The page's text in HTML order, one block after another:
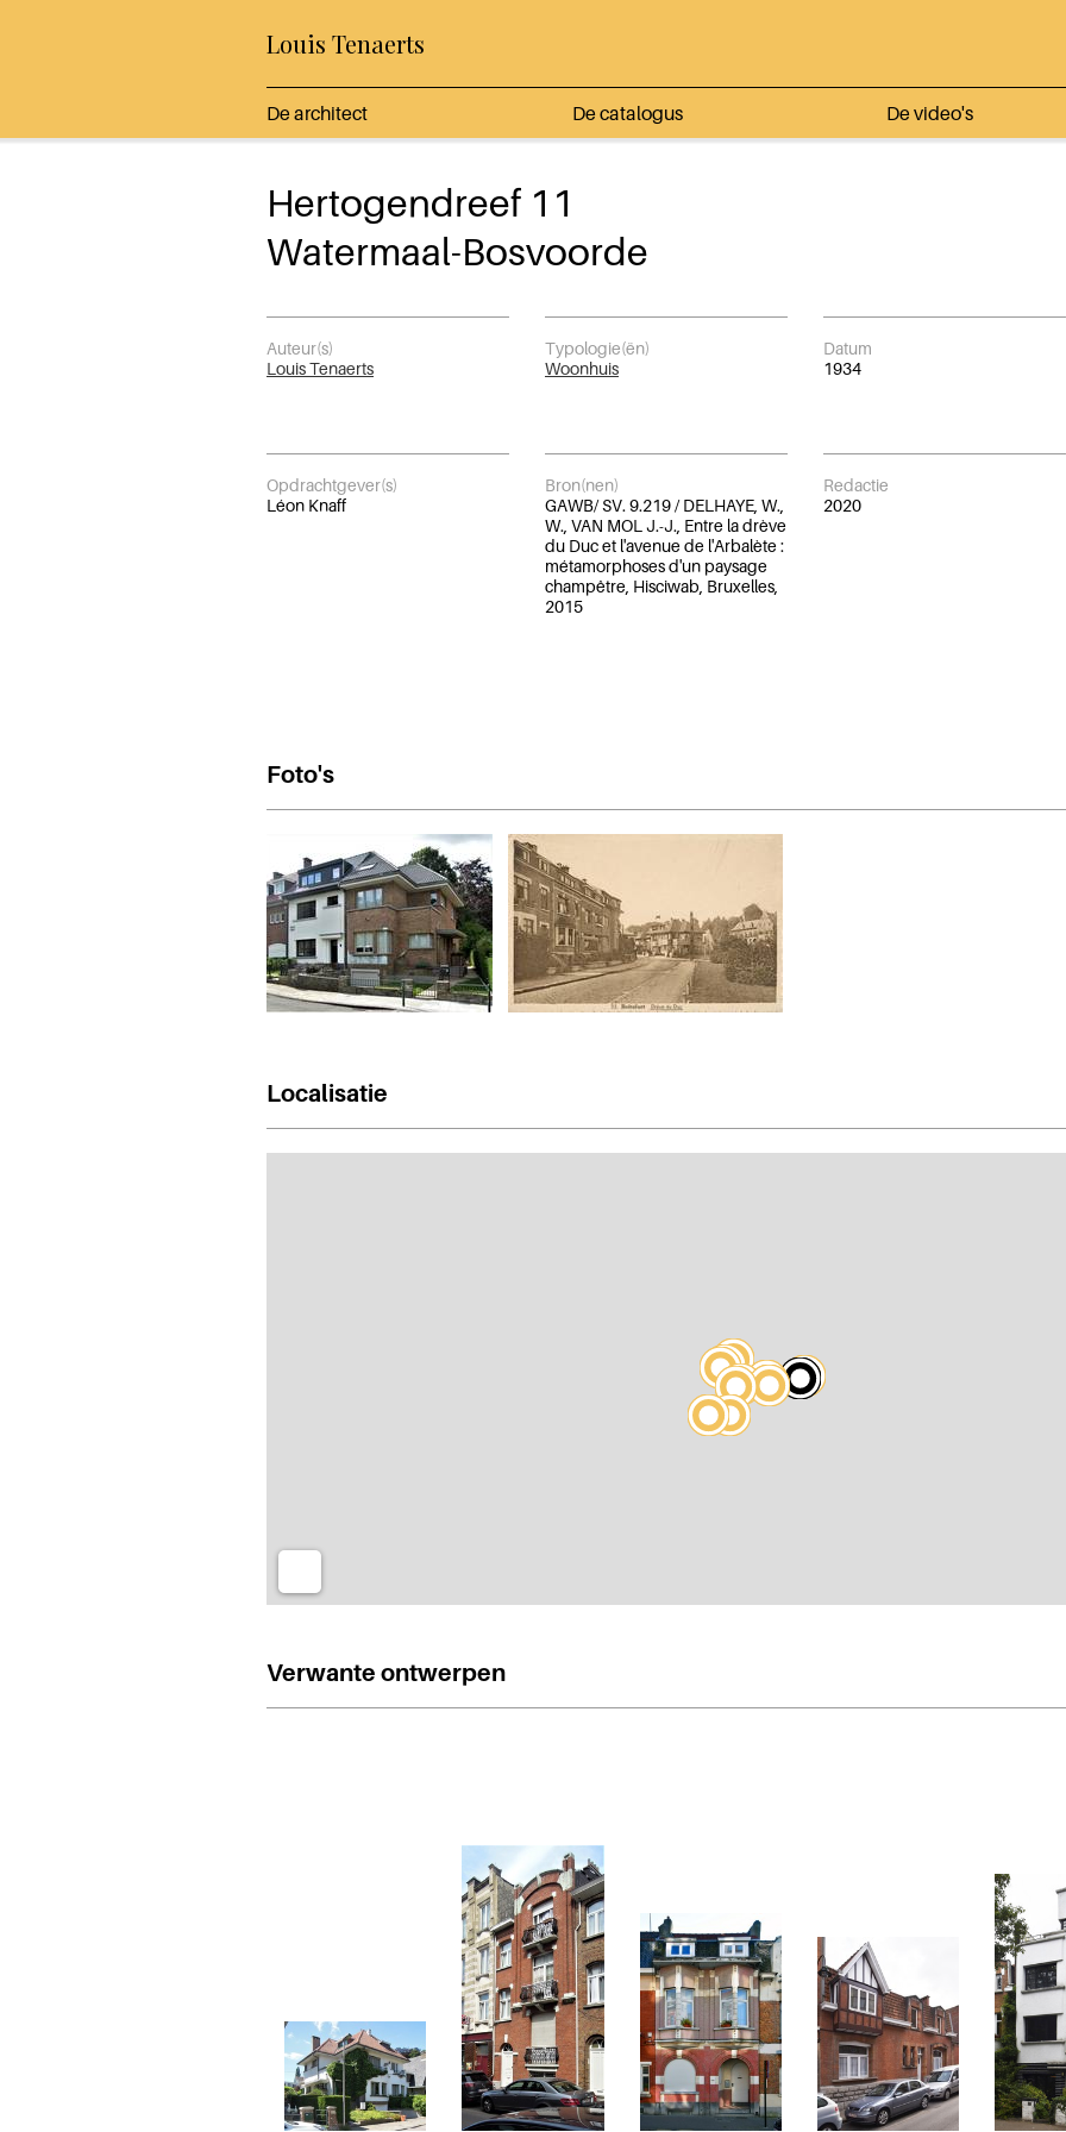
Louis Tenaerts
De architect De catalogus De video's
Hertogendreef 11
Watermaal-Bosvoorde
Auteur(s)
Louis Tenaerts
Typologie(ën)
Woonhuis
Datum
1934
Opdrachtgever(s)
Léon Knaff
Bron(nen)
GAWB/ SV. 9.219 / DELHAYE, W.,
W., VAN MOL J.-J., Entre la drève
du Duc et l'avenue de l'Arbalète :
métamorphoses d'un paysage
champêtre, Hisciwab, Bruxelles,
2015
Redactie
2020
Foto's
Localisatie
Verwante ontwerpen